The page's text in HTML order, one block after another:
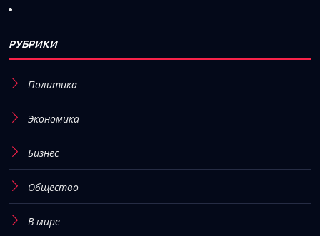
РУБРИКИ
Политика
Экономика
Бизнес
Общество
В мире